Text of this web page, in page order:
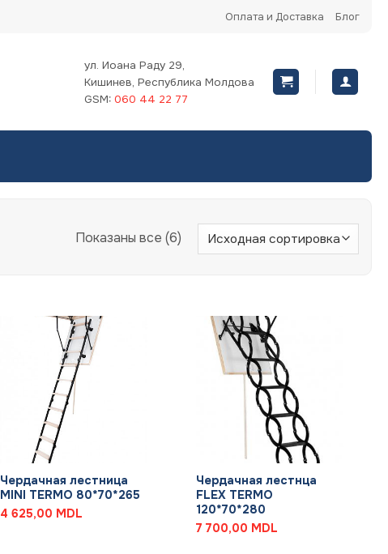
Оплата и Доставка Блог
ул. Иоана Раду 29,
Кишинев, Республика Молдова
GSM: 060 44 22 77
Показаны все (6)
Чердачная лестница
MINI TERMO 80*70*265
4 625,00 MDL
Чердачная лестнца
FLEX TERMO
120*70*280
7 700,00 MDL